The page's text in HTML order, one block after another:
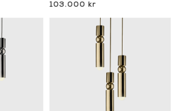
103.000 kr